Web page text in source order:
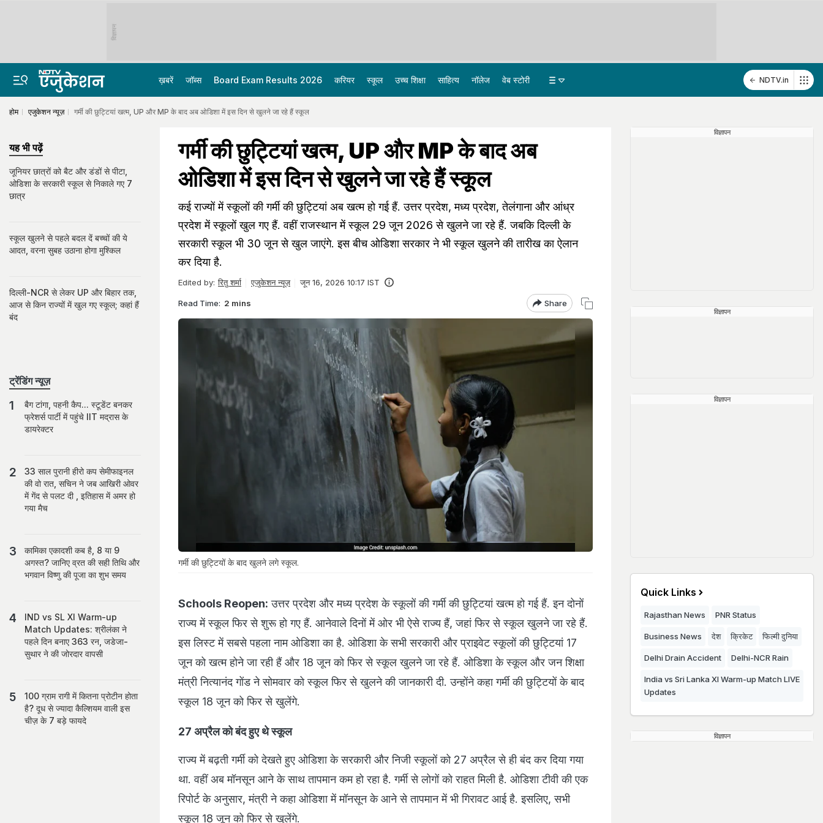
विज्ञापन
ख़बरें जॉब्स Board Exam Results 2026 करियर स्कूल उच्च शिक्षा साहित्य नॉलेज वेब स्टोरी NDTV.in
होम एजुकेशन न्यूज़ गर्मी की छुट्टियां खत्म, UP और MP के बाद अब ओडिशा में इस दिन से खुलने जा रहे हैं स्कूल
गर्मी की छुट्टियां खत्म, UP और MP के बाद अब
ओडिशा में इस दिन से खुलने जा रहे हैं स्कूल
कई राज्यों में स्कूलों की गर्मी की छुट्टियां अब खत्म हो गई हैं. उत्तर प्रदेश, मध्य प्रदेश, तेलंगाना और आंध्र
प्रदेश में स्कूलों खुल गए हैं. वहीं राजस्थान में स्कूल 29 जून 2026 से खुलने जा रहे हैं. जबकि दिल्ली के
सरकारी स्कूल भी 30 जून से खुल जाएंगे. इस बीच ओडिशा सरकार ने भी स्कूल खुलने की तारीख का ऐलान
कर दिया है.
Edited by: रितु शर्मा एजुकेशन न्यूज़ जून 16, 2026 10:17 IST
Read Time: 2 mins Share
गर्मी की छुट्टियों के बाद खुलने लगे स्कूल.
Schools Reopen: उत्तर प्रदेश और मध्य प्रदेश के स्कूलों की गर्मी की छुट्टियां खत्म हो गई हैं. इन दोनों
राज्य में स्कूल फिर से शुरू हो गए हैं. आनेवाले दिनों में ओर भी ऐसे राज्य हैं, जहां फिर से स्कूल खुलने जा रहे हैं.
इस लिस्ट में सबसे पहला नाम ओडिशा का है. ओडिशा के सभी सरकारी और प्राइवेट स्कूलों की छुट्टियां 17
जून को खत्म होने जा रही हैं और 18 जून को फिर से स्कूल खुलने जा रहे हैं. ओडिशा के स्कूल और जन शिक्षा
मंत्री नित्यानंद गोंड ने सोमवार को स्कूल फिर से खुलने की जानकारी दी. उन्होंने कहा गर्मी की छुट्टियों के बाद
स्कूल 18 जून को फिर से खुलेंगे.
27 अप्रैल को बंद हुए थे स्कूल
राज्य में बढ़ती गर्मी को देखते हुए ओडिशा के सरकारी और निजी स्कूलों को 27 अप्रैल से ही बंद कर दिया गया
था. वहीं अब मॉनसून आने के साथ तापमान कम हो रहा है. गर्मी से लोगों को राहत मिली है. ओडिशा टीवी की एक
रिपोर्ट के अनुसार, मंत्री ने कहा ओडिशा में मॉनसून के आने से तापमान में भी गिरावट आई है. इसलिए, सभी
स्कूल 18 जून को फिर से खुलेंगे.
यह भी पढ़ें
जूनियर छात्रों को बैट और डंडों से पीटा,
ओडिशा के सरकारी स्कूल से निकाले गए 7
छात्र
स्कूल खुलने से पहले बदल दें बच्चों की ये
आदत, वरना सुबह उठाना होगा मुश्किल
दिल्ली-NCR से लेकर UP और बिहार तक,
आज से किन राज्यों में खुल गए स्कूल; कहां हैं
बंद
ट्रेंडिंग न्यूज़
बैग टांगा, पहनी कैप... स्टूडेंट बनकर
फ्रेशर्स पार्टी में पहुंचे IIT मद्रास के
डायरेक्टर
33 साल पुरानी हीरो कप सेमीफाइनल
की वो रात, सचिन ने जब आखिरी ओवर
में गेंद से पलट दी , इतिहास में अमर हो
गया मैच
कामिका एकादशी कब है, 8 या 9
अगस्त? जानिए व्रत की सही तिथि और
भगवान विष्णु की पूजा का शुभ समय
IND vs SL XI Warm-up
Match Updates: श्रीलंका ने
पहले दिन बनाए 363 रन, जडेजा-
सुथार ने की जोरदार वापसी
100 ग्राम रागी में कितना प्रोटीन होता
है? दूध से ज्यादा कैल्शियम वाली इस
चीज़ के 7 बड़े फायदे
विज्ञापन
विज्ञापन
विज्ञापन
Quick Links
Rajasthan News PNR Status
Business News देश क्रिकेट फिल्मी दुनिया
Delhi Drain Accident Delhi-NCR Rain
India vs Sri Lanka XI Warm-up Match LIVE
Updates
विज्ञापन